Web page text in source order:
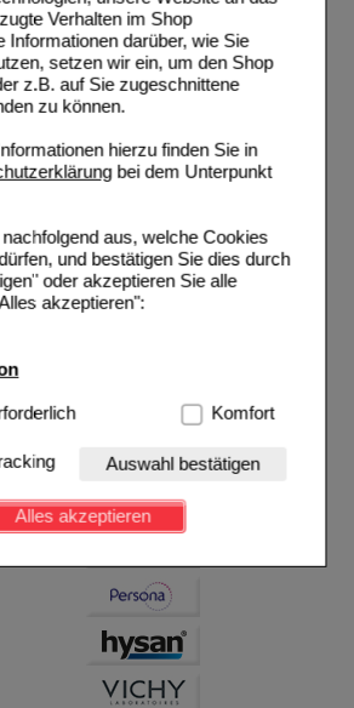
Verhalten im Shop
Informationen darüber, wie Sie
setzen wir ein, um den Shop
z.B. auf Sie zugeschnittene
zu können.
hierzu finden Sie in
bei dem Unterpunkt
aus, welche Cookies
und bestätigen Sie dies durch
oder akzeptieren Sie alle
akzeptieren":
Hierbei handelt es sich um
sind (z.B. Navigation, Warenkorb,
auf diese nicht verzichtet
noch ansprechender zu gestalten,
die Wiedererkennung des
Seite an bevorzugte
(z.B. Spracheinstellung)
Cookies ermöglichen es uns
zugeschrittene Inhalte
Partnerprogramm zu
Komfort
Auswahl bestätigen
Alles akzeptieren